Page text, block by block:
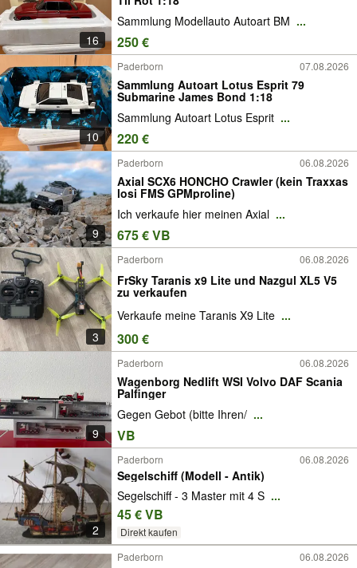
16
Sammlung Modellauto Autoart BM ...
250 €
10
Paderborn 07.08.2026
Sammlung Autoart Lotus Esprit 79
Submarine James Bond 1:18
Sammlung Autoart Lotus Esprit ...
220 €
9
Paderborn 06.08.2026
Axial SCX6 HONCHO Crawler (kein Traxxas
losi FMS GPMproline)
Ich verkaufe hier meinen Axial ...
675 € VB
3
Paderborn 06.08.2026
FrSky Taranis x9 Lite und Nazgul XL5 V5
zu verkaufen
Verkaufe meine Taranis X9 Lite ...
300 €
9
Paderborn 06.08.2026
Wagenborg Nedlift WSI Volvo DAF Scania
Palfinger
Gegen Gebot (bitte Ihren/ ...
VB
2
Paderborn 06.08.2026
Segelschiff (Modell - Antik)
Segelschiff - 3 Master mit 4 S ...
45 € VB
Direkt kaufen
Paderborn 06.08.2026